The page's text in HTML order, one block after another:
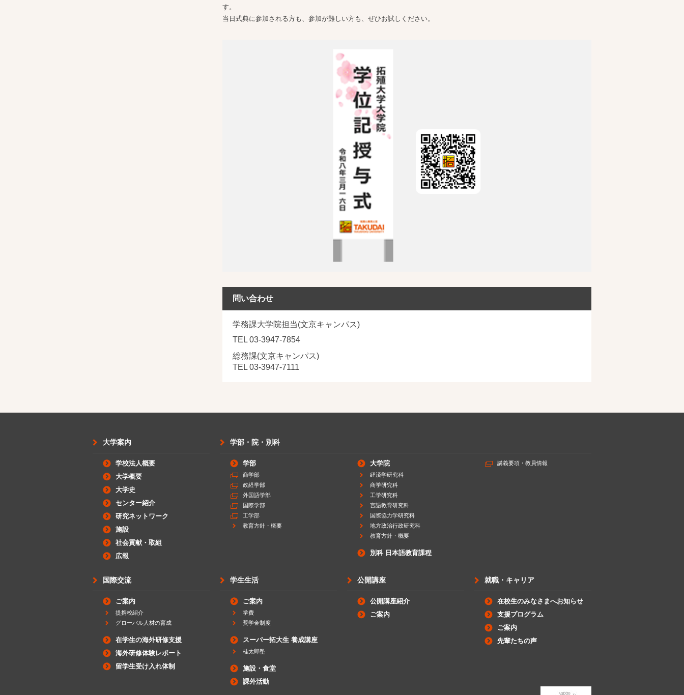
す。
当日式典に参加される方も、参加が難しい方も、ぜひお試しください。
問い合わせ
学務課大学院担当(文京キャンパス)
TEL 03-3947-7854
総務課(文京キャンパス)
TEL 03-3947-7111
大学案内
学校法人概要
大学概要
大学史
センター紹介
研究ネットワーク
施設
社会貢献・取組
広報
学部・院・別科
学部
商学部
政経学部
外国語学部
国際学部
工学部
教育方針・概要
大学院
経済学研究科
商学研究科
工学研究科
言語教育研究科
国際協力学研究科
地方政治行政研究科
教育方針・概要
別科 日本語教育課程
講義要項・教員情報
国際交流
ご案内
提携校紹介
グローバル人材の育成
在学生の海外研修支援
海外研修体験レポート
留学生受け入れ体制
学生生活
ご案内
学費
奨学金制度
スーパー拓大生 養成講座
桂太郎塾
施設・食堂
課外活動
公開講座
公開講座紹介
ご案内
就職・キャリア
在校生のみなさまへお知らせ
支援プログラム
ご案内
先輩たちの声